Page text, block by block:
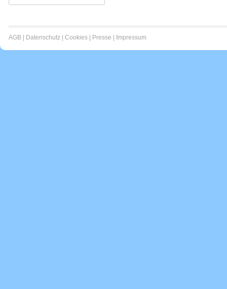
AGB Datenschutz Cookies Presse Impressum